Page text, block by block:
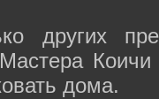
других
дома.